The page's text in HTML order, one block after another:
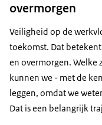
overmorgen
Veiligheid op de
toekomst. Dat
en overmorgen.
kunnen we - met de
leggen, omdat we
Dat is een belangrijk